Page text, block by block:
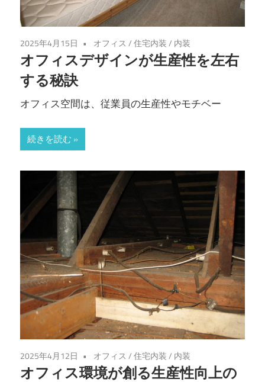
2025年4月15日 オフィス /住宅内装/ 内装
オフィスデザインが生産性を左右
する秘訣
オフィス空間は、従業員の生産性やモチベー
続きを読む
2025年4月12日 オフィス /住宅内装/ 内装
オフィス環境が創る生産性向上の